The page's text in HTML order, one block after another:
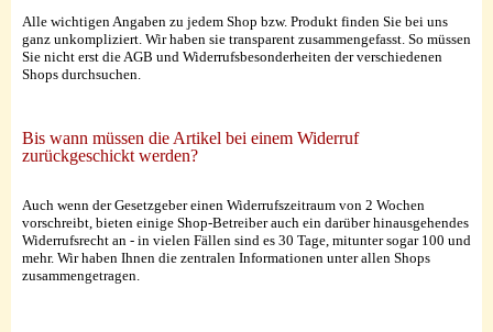
Alle wichtigen Angaben zu jedem Shop bzw. Produkt finden Sie bei uns
ganz unkompliziert. Wir haben sie transparent zusammengefasst. So müssen
Sie nicht erst die AGB und Widerrufsbesonderheiten der verschiedenen
Shops durchsuchen.
Bis wann müssen die Artikel bei einem Widerruf
zurückgeschickt werden?
Auch wenn der Gesetzgeber einen Widerrufszeitraum von 2 Wochen
vorschreibt, bieten einige Shop-Betreiber auch ein darüber hinausgehendes
Widerrufsrecht an - in vielen Fällen sind es 30 Tage, mitunter sogar 100 und
mehr. Wir haben Ihnen die zentralen Informationen unter allen Shops
zusammengetragen.